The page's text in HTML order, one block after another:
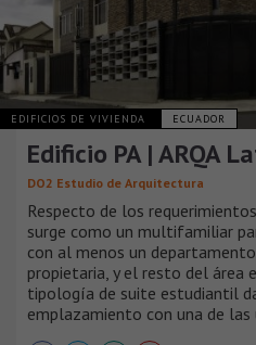
EDIFICIOS DE VIVIENDA ECUADOR
Edificio PA | ARQA
DO2 Estudio de Arquitectura
Respecto de los
surge como un multifamiliar
con al menos un
propietaria, y el resto del área
tipología de suite estudiantil
emplazamiento con una de las